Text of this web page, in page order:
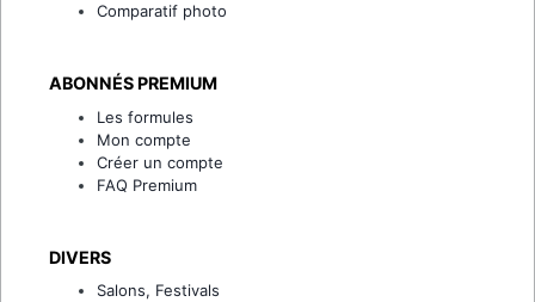
Comparatif photo
ABONNÉS PREMIUM
Les formules
Mon compte
Créer un compte
FAQ Premium
DIVERS
Salons, Festivals